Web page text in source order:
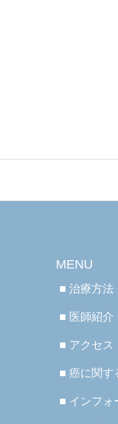
MENU
■ 治療方法
■ 医師紹介
■ アクセス
■ 癌に関す
■ インフォ